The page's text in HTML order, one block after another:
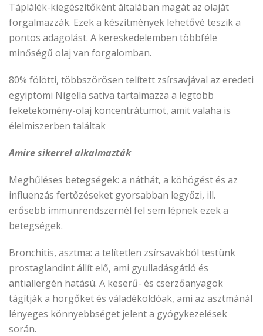
Táplálék-kiegészítőként általában magát az olaját
forgalmazzák. Ezek a készítmények lehetővé teszik a
pontos adagolást. A kereskedelemben többféle
minőségű olaj van forgalomban.
80% fölötti, többszörösen telített zsírsavjával az eredeti
egyiptomi Nigella sativa tartalmazza a legtöbb
feketekömény-olaj koncentrátumot, amit valaha is
élelmiszerben találtak
Amire sikerrel alkalmazták
Meghűléses betegségek: a náthát, a köhögést és az
influenzás fertőzéseket gyorsabban legyőzi, ill.
erősebb immunrendszernél fel sem lépnek ezek a
betegségek.
Bronchitis, asztma: a telítetlen zsírsavakból testünk
prostaglandint állít elő, ami gyulladásgátló és
antiallergén hatású. A keserű- és cserzőanyagok
tágítják a hörgőket és váladékoldóak, ami az asztmánál
lényeges könnyebbséget jelent a gyógykezelések
során.